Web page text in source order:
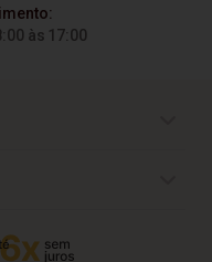
às 17:00